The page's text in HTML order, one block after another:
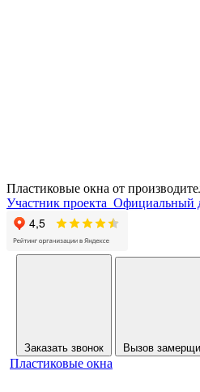
Пластиковые окна от
Участник проекта Официальный
Заказать звонок Вызов
Пластиковые окна